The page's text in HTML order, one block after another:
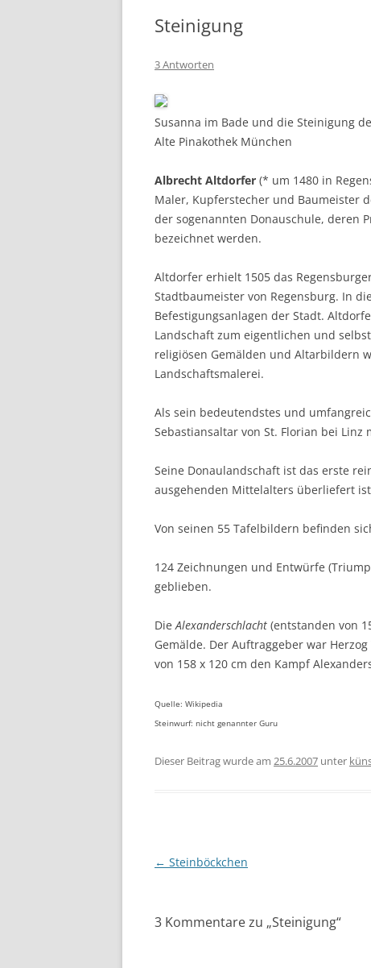
Steinigung
3 Antworten
Susanna im Bade und die Steinigung
Alte Pinakothek München
Albrecht Altdorfer (* um 1480 in
Maler, Kupferstecher und Baumeister
der sogenannten Donauschule, deren
bezeichnet werden.
Altdorfer erhielt 1505 das
Stadtbaumeister von Regensburg. In
Befestigungsanlagen der Stadt.
Landschaft zum eigentlichen und
religiösen Gemälden und Altarbildern
Landschaftsmalerei.
Als sein bedeutendstes und
Sebastiansaltar von St. Florian bei
Seine Donaulandschaft ist das erste
ausgehenden Mittelalters überliefert
Von seinen 55 Tafelbildern befinden
124 Zeichnungen und Entwürfe
geblieben.
DieAlexanderschlacht (entstanden von
Gemälde. Der Auftraggeber war
von 158 x 120 cm den Kampf
Quelle: Wikipedia
Steinwurf: nicht genannter Guru
Dieser Beitrag wurde am 25.6.2007 unter
Beitragsnavigation
← Steinböckchen
3 Kommentare zu „Steinigung“